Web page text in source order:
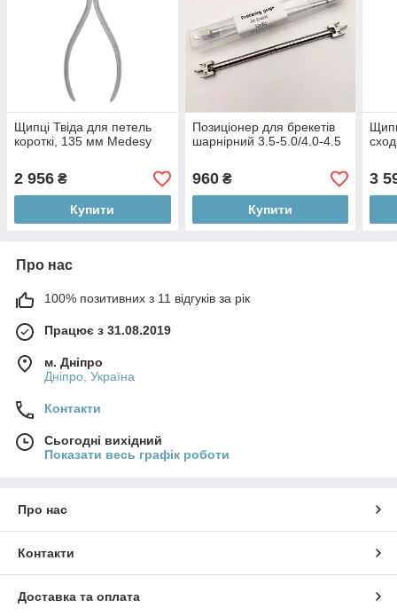
Щипці Твіда для петель
короткі, 135 мм Medesy
2 956 ₴
Купити
Позиціонер для брекетів
шарнірний 3.5-5.0/4.0-4.5
960₴
Купити
3
Про нас
100% позитивних з 11 відгуків за рік
Працює з 31.08.2019
м. Дніпро
Дніпро, Україна
Контакти
Сьогодні вихідний
Показати весь графік роботи
Про нас
Контакти
Доставка та оплата